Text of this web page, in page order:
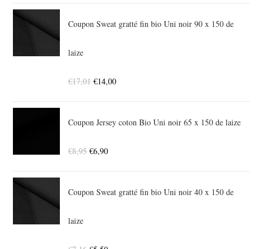
Coupon Sweat gratté fin bio Uni noir 90 x 150 de
laize
€17,01 €14,00
Coupon Jersey coton Bio Uni noir 65 x 150 de laize
€8,95 €6,90
Coupon Sweat gratté fin bio Uni noir 40 x 150 de
laize